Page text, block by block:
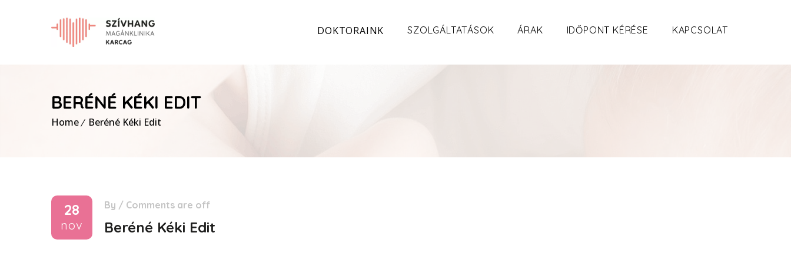
DOKTORAINK SZOLGÁLTATÁSOK ÁRAK IDŐPONT KÉRÉSE KAPCSOLAT
BERÉNÉ KÉKI EDIT
Home Beréné Kéki Edit
28
nov
By / Comments are off
Beréné Kéki Edit